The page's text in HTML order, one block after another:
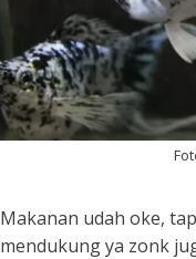
Makanan udah oke,
mendukung ya zonk